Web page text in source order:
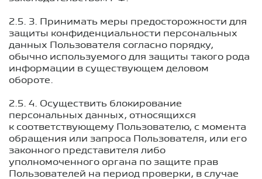
2.5. 3. Принимать меры предосторожности для
защиты конфиденциальности персональных
данных Пользователя согласно порядку,
обычно используемого для защиты такого рода
информации в существующем деловом
обороте.
2.5. 4. Осуществить блокирование
персональных данных, относящихся
к соответствующему Пользователю, с момента
обращения или запроса Пользователя, или его
законного представителя либо
уполномоченного органа по защите прав
Пользователей на период проверки, в случае